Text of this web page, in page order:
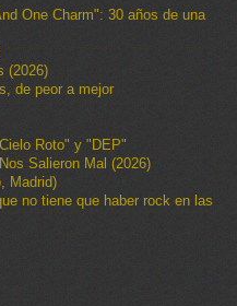
One Charm": 30 años de una
(2026)
de peor a mejor
Roto" y "DEP"
Salieron Mal (2026)
Madrid)
no tiene que haber rock en las